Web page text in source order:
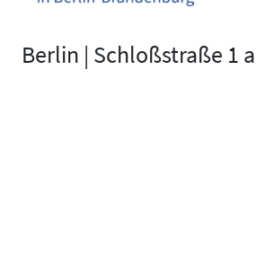
Berlin | Schloßstraße 1 a